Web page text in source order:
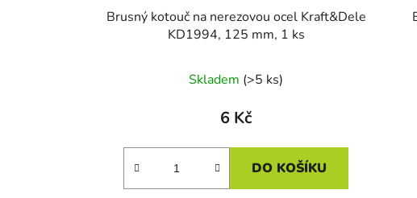
Brusný kotouč na nerezovou ocel Kraft&Dele
KD1994, 125 mm, 1 ks
Skladem (>5 ks)
6 Kč
DO KOŠÍKU